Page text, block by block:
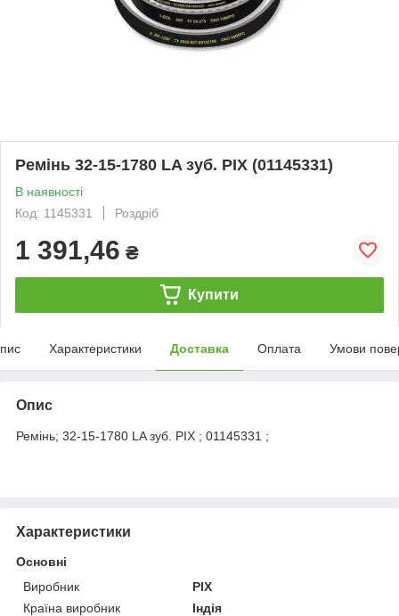
Ремінь 32-15-1780 LA зуб. PIX (01145331)
В наявності
Код: 1145331
Роздріб
1 391,46 ₴
Купити
Характеристики Доставка Оплата Умови
Опис
Ремінь; 32-15-1780 LA зуб. PIX ; 01145331 ;
Характеристики
Основні
Виробник
PIX
Країна виробник
Індія